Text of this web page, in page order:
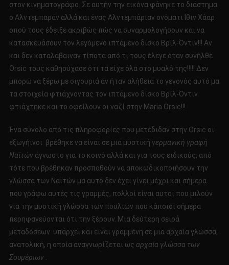
στον κινηματογράφο. Σε αυτήν την εικόνα φάνηκε το διάστημα
ο Αλντεμπαράν αλλά και ένας Αλντεμπάριαν ονόματι Ιθιν Χάαρ
οπού τους έδειξε ακριβώς πώς να συναρμολογήσουν και να
κατασκευάσουν τον λεγόμενο ιπτάμενο δίσκο Βρίλ-Όντιν!!! Αν
και δεν καταλάβαιναν τίποτα από τι τους έλεγε όταν συνήλθε
Orsic τους καθησύχασε ότι τα είχε όλα στο μυαλό της!!!!! Δεν
μπορώ να ξέρω με σιγουριά αν ήταν αλήθεια το γεγονός αυτό μα
τα στοιχεία φτιάχνοντας τον ιπτάμενο δίσκο Βρίλ-Όντιν
φτιάχτηκε και το οφείλουν οι ναζί στην Maria Orsic!!!
Ένα σύνολο από τις πληροφορίες που μετέδιδαν στην Orsic οι
εξωγήινοι βρέθηκε να είναι σε μια μυστική γερμανική γραφή
Ναϊτώνάγνωστο για το κοινό αλλά και για τους ειδικούς, από
τότε που βρέθηκαν προσπαθούν να αποκωδικοποιήσουν την
γλώσσα των Ναϊτών μα αυτό δεν έχει γίνει μέχρι και σήμερα
που γράφω αυτές τις γραμμές, πολλοί είναι αυτοί που μιλούν
για την μυστική γλώσσα των πουλιών που κάποιοι σήμερα
περηφανεύονται ότι την ξέρουν. Μια δεύτερη σειρά
μεταδόσεων υπάρχει και είναι γραμμένη σε μια αρχαία γλώσσα,
ανατολική, η οποία αναγνωρίζεται ως αρχαία γλώσσα των
Σουμέριων.